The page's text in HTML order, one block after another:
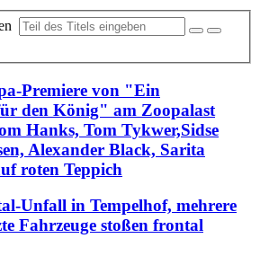
Premiere von "Ein
den König" am Zoopalast
Hanks, Tom Tykwer,Sidse
Alexander Black, Sarita
roten Teppich
Unfall in Tempelhof, mehrere
Fahrzeuge stoßen frontal